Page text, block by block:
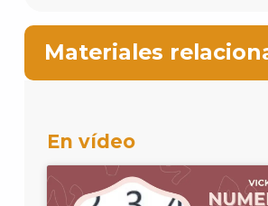
Materiales
En vídeo